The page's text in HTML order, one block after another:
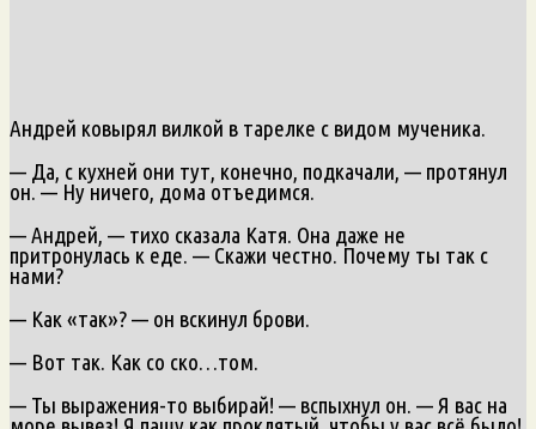
Андрей ковырял вилкой в тарелке с видом мученика.
— Да, с кухней они тут, конечно, подкачали, — протянул
он. — Ну ничего, дома отъедимся.
— Андрей, — тихо сказала Катя. Она даже не
притронулась к еде. — Скажи честно. Почему ты так с
нами?
— Как «так»? — он вскинул брови.
— Вот так. Как со ско…том.
— Ты выражения-то выбирай! — вспыхнул он. — Я вас на